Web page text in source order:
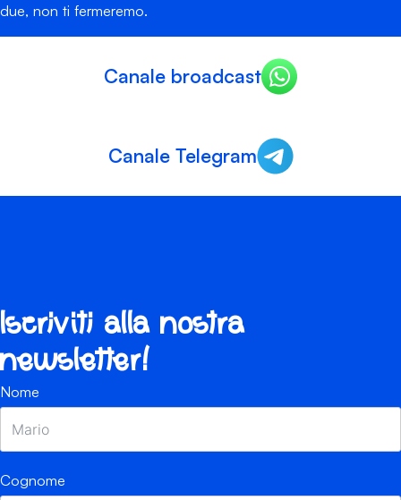
due, non ti fermeremo.
Canale broadcast
Canale Telegram
Iscriviti alla nostra
newsletter!
Nome
Cognome